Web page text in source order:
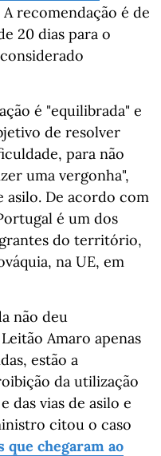
A recomendação é de
20 dias para o
é "equilibrada" e
de resolver
para não
uma vergonha",
asilo. De acordo com
é um dos
do território,
na UE, em
não deu
Amaro apenas
estão a
da utilização
das vias de asilo e
citou o caso
que chegaram ao